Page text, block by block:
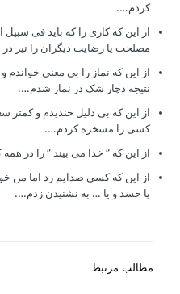
کردم….
از این که کاری را که باید فی
مصلحت یا رضایت دیگران را نیز
از این که نماز را بی معنی خواندم
نتیجه دچار شک در نماز شدم….
از این که بی دلیل خندیدم و کمتر
کسی را مسخره کردم….
از این که ” خدا می بیند ” را در
از این که کسی صدایم زد اما من
یا حسد و یا … به نشنیدن زدم….
مطالب مرتبط